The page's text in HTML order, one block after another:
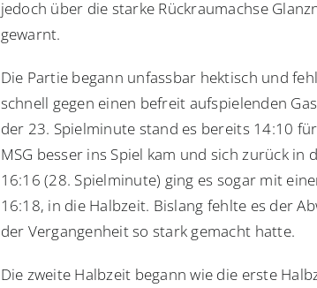
jedoch über die starke Rückraumachse
gewarnt.
Die Partie begann unfassbar hektisch und
schnell gegen einen befreit aufspielenden
der 23. Spielminute stand es bereits 14:10
MSG besser ins Spiel kam und sich zurück in
16:16 (28. Spielminute) ging es sogar mit
16:18, in die Halbzeit. Bislang fehlte es der
der Vergangenheit so stark gemacht hatte.
Die zweite Halbzeit begann wie die erste